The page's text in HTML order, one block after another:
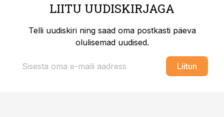
LIITU UUDISKIRJAGA
Telli uudiskiri ning saad oma postkasti päeva
olulisemad uudised.
Liitun